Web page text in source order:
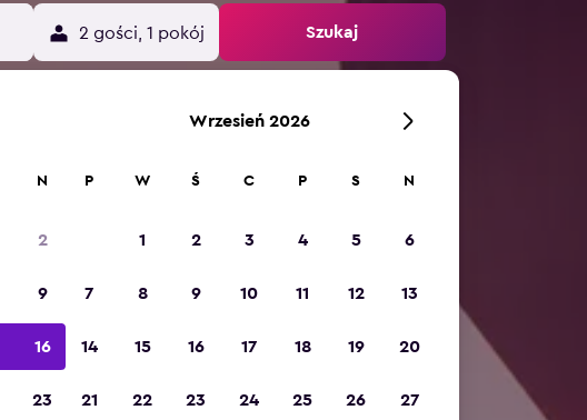
2 gości, 1 pokój Szukaj
N
2
9
16
23
Wrzesień 2026
P W Ś C P S N
1 2 3 4 5 6
7 8 9 10 11 12 13
14 15 16 17 18 19 20
21 22 23 24 25 26 27